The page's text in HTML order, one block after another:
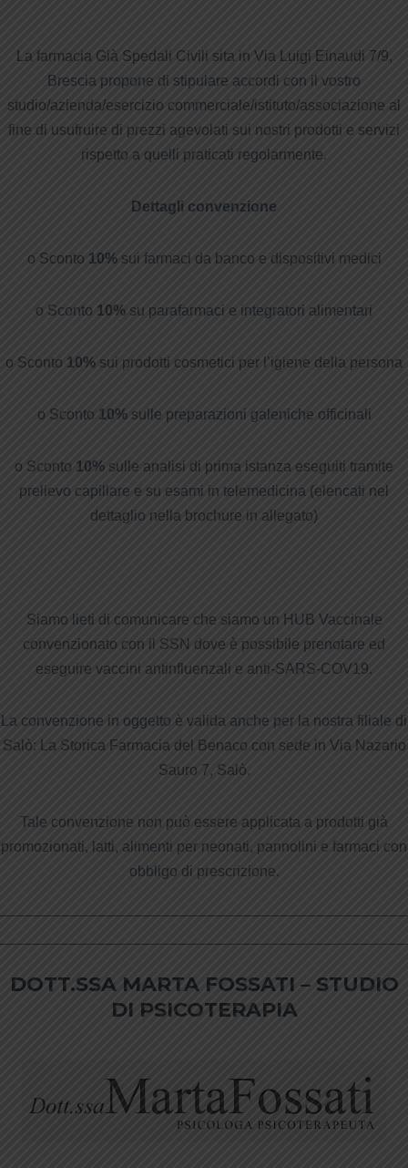
La farmacia Già Spedali Civili sita in Via Luigi Einaudi 7/9,
Brescia propone di stipulare accordi con il vostro
studio/azienda/esercizio commerciale/istituto/associazione al
fine di usufruire di prezzi agevolati sui nostri prodotti e servizi
rispetto a quelli praticati regolarmente.
Dettagli convenzione
o Sconto 10%sui farmaci da banco e dispositivi medici
o Sconto 10% su parafarmaci e integratori alimentari
o Sconto 10% sui prodotti cosmetici per l’igiene della persona
o Sconto 10%sulle preparazioni galeniche officinali
o Sconto 10% sulle analisi di prima istanza eseguiti tramite
prelievo capillare e su esami in telemedicina (elencati nel
dettaglio nella brochure in allegato)
Siamo lieti di comunicare che siamo un HUB Vaccinale
convenzionato con il SSN dove è possibile prenotare ed
eseguire vaccini antinfluenzali e anti-SARS-COV19.
La convenzione in oggetto è valida anche per la nostra filiale di
Salò: La Storica Farmacia del Benaco con sede in Via Nazario
Sauro 7, Salò.
Tale convenzione non può essere applicata a prodotti già
promozionati, latti, alimenti per neonati, pannolini e farmaci con
obbligo di prescrizione.
DOTT.SSA MARTA FOSSATI – STUDIO
DI PSICOTERAPIA